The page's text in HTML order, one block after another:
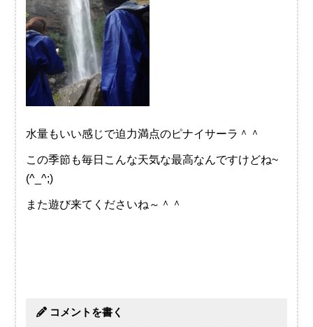
水量もいい感じで迫力満点のピナイサーラ＾＾
この季節も毎日こんな天気な最高なんですけどね~
(^_^;)
また遊び来てくださいね～＾＾
コメントを書く